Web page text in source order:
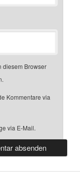
diesem Browser
Kommentare via
via E-Mail.